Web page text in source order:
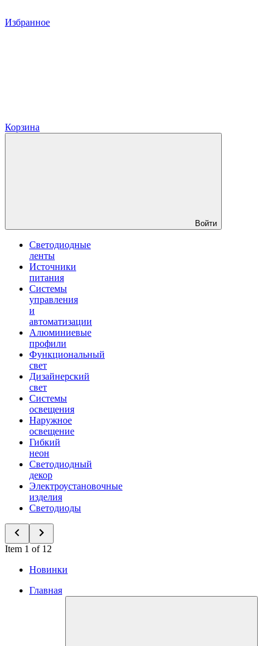
Избранное
Корзина
Войти
Светодиодные
ленты
Источники
питания
Системы
управления
и
автоматизации
Алюминиевые
профили
Функциональный
свет
Дизайнерский
свет
Системы
освещения
Наружное
освещение
Гибкий
неон
Светодиодный
декор
Электроустановочные
изделия
Светодиоды
Item 1 of 12
Новинки
Главная